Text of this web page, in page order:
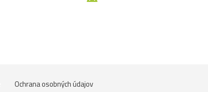
Ochrana osobných údajov